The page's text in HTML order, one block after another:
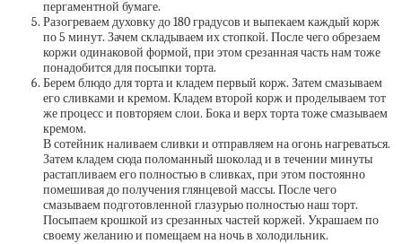
пергаментной бумаге.
Разогреваем духовку до 180 градусов и выпекаем каждый корж
по 5 минут. Зачем складываем их стопкой. После чего обрезаем
коржи одинаковой формой, при этом срезанная часть нам тоже
понадобится для посыпки торта.
Берем блюдо для торта и кладем первый корж. Затем смазываем
его сливками и кремом. Кладем второй корж и проделываем тот
же процесс и повторяем слои. Бока и верх торта тоже смазываем
кремом.
В сотейник наливаем сливки и отправляем на огонь нагреваться.
Затем кладем сюда поломанный шоколад и в течении минуты
растапливаем его полностью в сливках, при этом постоянно
помешивая до получения глянцевой массы. После чего
смазываем подготовленной глазурью полностью наш торт.
Посыпаем крошкой из срезанных частей коржей. Украшаем по
своему желанию и помещаем на ночь в холодильник.